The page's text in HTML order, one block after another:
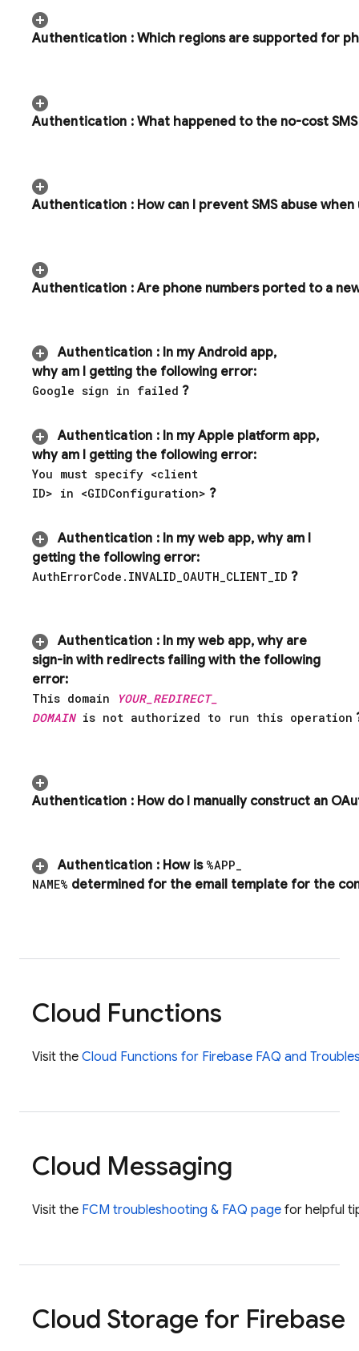
Authentication : Which regions are supported for
Authentication : What happened to the no-cost
Authentication : How can I prevent SMS abuse
Authentication :Are phone numbers ported to a
Authentication : In my Android app,
why am I getting the following error:
Google sign in failed ?
Authentication : In my Apple platform app,
why am I getting the following error:
You must specify <client
ID> in <GIDConfiguration> ?
Authentication : In my web app, why am I
getting the following error:
AuthErrorCode . INVALID_OAUTH_CLIENT_ID ?
Authentication : In my web app, why are
sign-in with redirects failing with the following
error:
This domain YOUR_ REDIRECT_
DOMAINis not authorized to run this operation
Authentication : How do I manually construct an
Authentication : How is %APP_
NAME% determined for the email template for the
Cloud Functions
Visit the Cloud Functions for Firebase FAQ and
Cloud Messaging
Visit the FCM troubleshooting & FAQ page for helpful
Cloud Storage for Firebase